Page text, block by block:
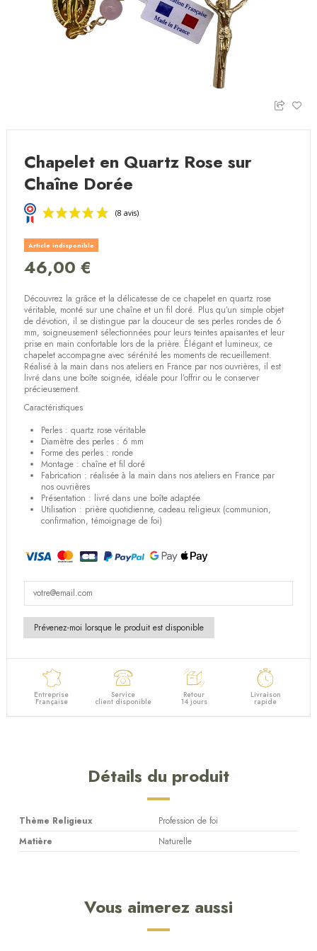
Chapelet en Quartz Rose sur
Chaîne Dorée
(8 avis)
Article indisponible
46,00 €
Découvrez la grâce et la délicatesse de ce chapelet en quartz rose
véritable, monté sur une chaîne et un fil doré. Plus qu’un simple objet
de dévotion, il se distingue par la douceur de ses perles rondes de 6
mm, soigneusement sélectionnées pour leurs teintes apaisantes et leur
prise en main confortable lors de la prière. Élégant et lumineux, ce
chapelet accompagne avec sérénité les moments de recueillement.
Réalisé à la main dans nos ateliers en France par nos ouvrières, il est
livré dans une boîte soignée, idéale pour l’offrir ou le conserver
précieusement.
Caractéristiques
Perles : quartz rose véritable
Diamètre des perles : 6 mm
Forme des perles : ronde
Montage : chaîne et fil doré
Fabrication : réalisée à la main dans nos ateliers en France par
nos ouvrières
Présentation : livré dans une boîte adaptée
Utilisation : prière quotidienne, cadeau religieux (communion,
confirmation, témoignage de foi)
Entreprise
Française
Service
client disponible
Retour
14 jours
Livraison
rapide
Détails du produit
Thème Religieux
Profession de foi
Matière
Naturelle
Vous aimerez aussi